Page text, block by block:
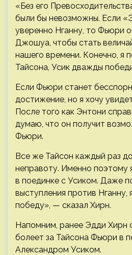
«Без его
были бы невозможны. Если
уверенно Нганну, то Фьюри
Джошуа, чтобы стать
нашего времени. Конечно, я
Тайсона, Усик дважды
Если Фьюри станет
достижение, но я хочу
После того как Энтони
думаю, что он получит
Фьюри.
Все же Тайсон каждый раз
неправоту. Именно поэтому
в поединке с Усиком. Даже
выступления против Нганну,
победу», — сказал Хирн.
Напомним, ранее Эдди Хирн
болеет за Тайсона Фьюри в
Александром Усиком.